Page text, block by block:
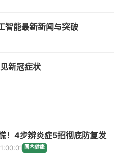
智能最新新闻与突破
新冠症状
！4步辨炎症5招彻底防复发
国内健康